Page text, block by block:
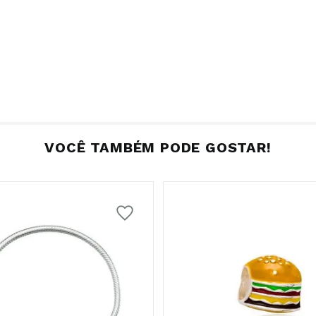
VOCÊ TAMBÉM PODE GOSTAR!